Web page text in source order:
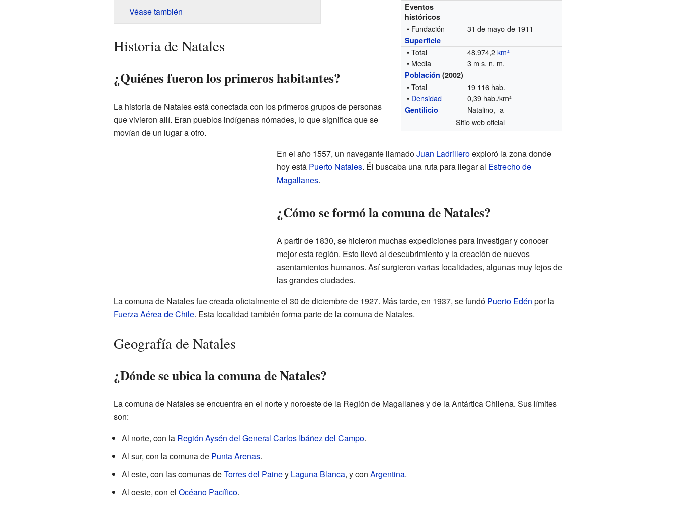
Eventos
históricos
• Fundación 31 de mayo de 1911
Superficie
• Total 48.974,2km²
• Media
3 m s. n. m.
Población (2002)
• Total
19 116 hab.
• Densidad 0,39 hab./km²
Gentilicio
Natalino, -a
Sitio web oficial
Véase también
Historia de Natales
¿Quiénes fueron los primeros habitantes?
La historia de Natales está conectada con los primeros grupos de personas
que vivieron allí. Eran pueblos indígenas nómades, lo que significa que se
movían de un lugar a otro.
En el año 1557, un navegante llamadoJuan Ladrilleroexploró la zona donde
hoy está Puerto Natales. Él buscaba una ruta para llegar al Estrecho de
Magallanes.
¿Cómo se formó la comuna de Natales?
A partir de 1830, se hicieron muchas expediciones para investigar y conocer
mejor esta región. Esto llevó al descubrimiento y la creación de nuevos
asentamientos humanos. Así surgieron varias localidades, algunas muy lejos de
las grandes ciudades.
La comuna de Natales fue creada oficialmente el 30 de diciembre de 1927. Más tarde, en 1937, se fundó Puerto Edén por la
Fuerza Aérea de Chile. Esta localidad también forma parte de la comuna de Natales.
Geografía de Natales
¿Dónde se ubica la comuna de Natales?
La comuna de Natales se encuentra en el norte y noroeste de la Región de Magallanes y de la Antártica Chilena. Sus límites
son:
Al norte, con la Región Aysén del General Carlos Ibáñez del Campo.
Al sur, con la comuna de Punta Arenas.
Al este, con las comunas deTorres del Painey Laguna Blanca, y con Argentina.
Al oeste, con el Océano Pacífico.